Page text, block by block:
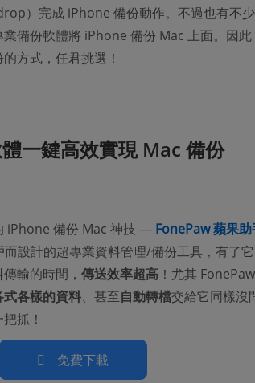
）完成 iPhone 備份動作。不過也有不
備份軟體將 iPhone 備份 Mac 上面。因
方式，任君挑選！
一鍵高效實現 Mac 備份
iPhone 備份 Mac 神技 — FonePaw 蘋果助
設計的超專業資料管理/備份工具，有了
輸的時間， 傳送效率超高！尤其
式各樣的資料、甚至自動轉檔交給它同樣沒
抓！
免費下載